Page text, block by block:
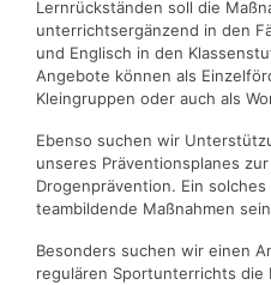
Lernrückständen soll die
unterrichtsergänzend in den
und Englisch in den
Angebote können als
Kleingruppen oder auch als
Ebenso suchen wir
unseres Präventionsplanes
Drogenprävention. Ein
teambildende Maßnahmen
Besonders suchen wir einen
regulären Sportunterrichts die